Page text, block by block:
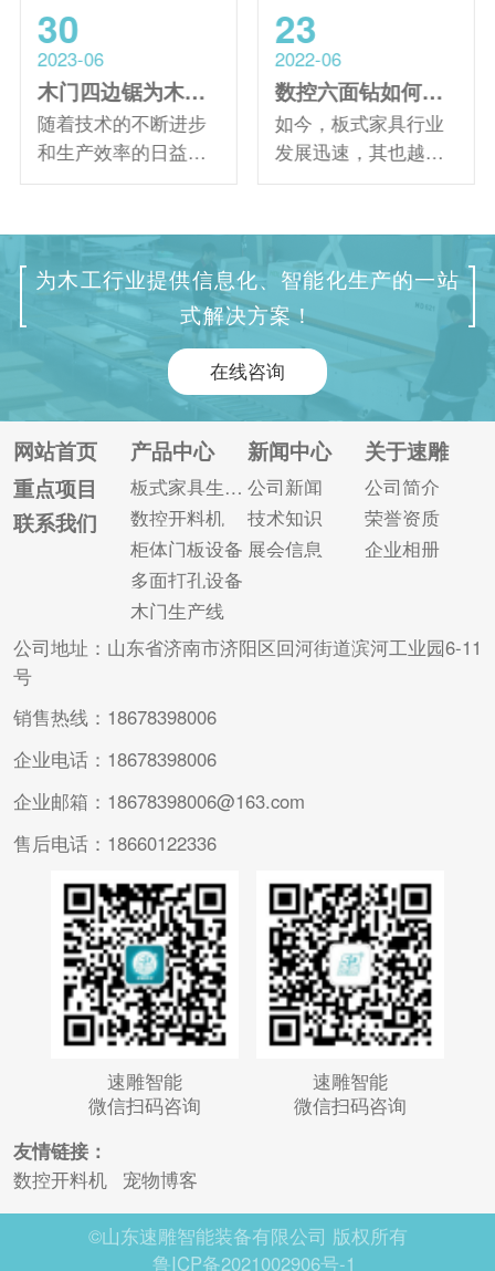
30
2023-06
木门四边锯为木门厂家带来了哪些竞争优势？
随着技术的不断进步
和生产效率的日益提
高，木门厂家之间的
多企业都开始寻找新
的方法来提高生产效
率并降低成本。木门
四边锯属于自动化加
工设备，可以使生产
过程更加效率高、准
锯主要用于门板的锯
切、定尺，自动化程
度高，大大缩短了生
产周期和生产成本。
此外它还可以根据客
23
2022-06
数控六面钻如何搭配效率更高？
如今，板式家具行业
发展迅速，其也越来
越受欢迎，同时这也
越来越激烈，如何在
有效时间内提高产量
和加工精度是家具企
业的当务之急。因
此，数控六面钻的投
入尤为重要。那么数
控六面钻需要哪些设
备配合使用呢？ 数控
六面钻双面划槽，一
次完成加工件正反面
和四个侧孔所有孔位
的加工，不需要人工
为木工行业提供信息化、智能化生产的一站
式解决方案！
在线咨询
网站首页
重点项目
联系我们
产品中心
板式家具生产线
数控开料机
柜体门板设备
多面打孔设备
木门生产线
新闻中心
公司新闻
技术知识
展会信息
关于速雕
公司简介
荣誉资质
企业相册
公司地址：山东省济南市济阳区回河街道滨河工业园6-11
号
销售热线：18678398006
企业电话：18678398006
企业邮箱：18678398006@163.com
售后电话：18660122336
速雕智能
微信扫码咨询
速雕智能
微信扫码咨询
友情链接：
数控开料机
宠物博客
©山东速雕智能装备有限公司 版权所有
鲁ICP备2021002906号-1